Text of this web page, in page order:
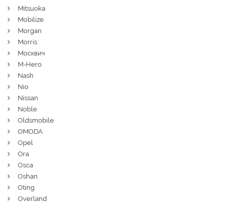
Mitsuoka
Mobilize
Morgan
Morris
Москвич
M-Hero
Nash
Nio
Nissan
Noble
Oldsmobile
OMODA
Opel
Ora
Osca
Oshan
Oting
Overland